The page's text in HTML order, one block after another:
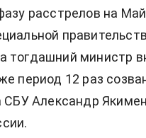
расстрелов на
тогдашний министр
период 12 раз
СБУ Александр